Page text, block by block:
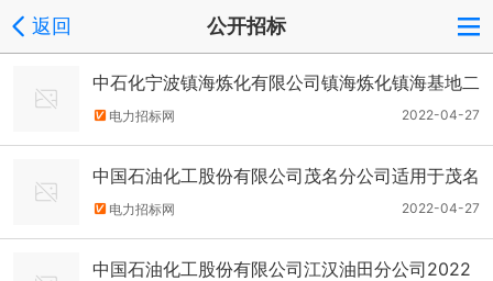
返回 公开招标
中石化宁波镇海炼化有限公司镇海炼化镇海基地二
期瓦楞板、冷弯开口型钢招标公告
2022-04-27
电力招标网
中国石油化工股份有限公司茂名分公司适用于茂名
石化、中科炼化检/维修、技措、基建、生产等的
物资需求阻燃防静电服招标公告
2022-04-27
电力招标网
中国石油化工股份有限公司江汉油田分公司2022